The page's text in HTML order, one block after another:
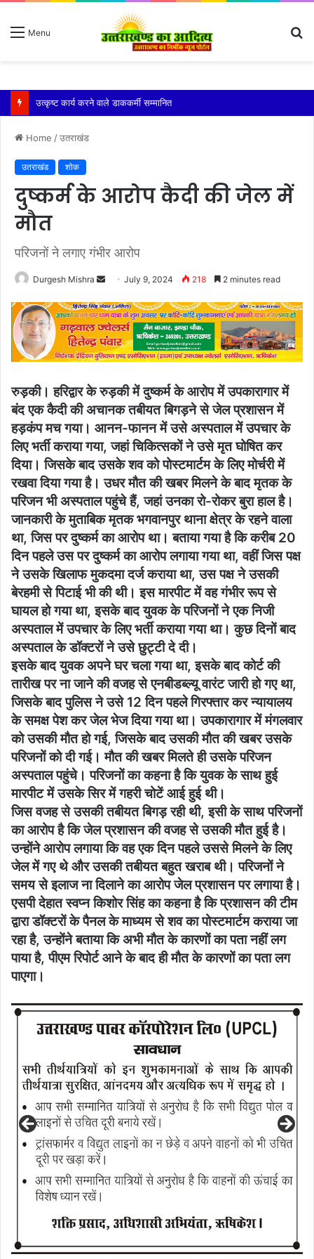
Menu
Home /उतराखंड
उतराखंड शोक
दुष्कर्म के आरोप कैदी की जेल में
मौत
परिजनों ने लगाए गंभीर आरोप
Durgesh Mishra
Send
email
July 9, 2024 218 2 minutes read
रुड़की। हरिद्वार के रुड़की में दुष्कर्म के आरोप में उपकारागार में
बंद एक कैदी की अचानक तबीयत बिगड़ने से जेल प्रशासन में
हड़कंप मच गया। आनन-फानन में उसे अस्पताल में उपचार के
लिए भर्ती कराया गया, जहां चिकित्सकों ने उसे मृत घोषित कर
दिया। जिसके बाद उसके शव को पोस्टमार्टम के लिए मोर्चरी में
रखवा दिया गया है। उधर मौत की खबर मिलने के बाद मृतक के
परिजन भी अस्पताल पहुंचे हैं, जहां उनका रो-रोकर बुरा हाल है।
जानकारी के मुताबिक मृतक भगवानपुर थाना क्षेत्र के रहने वाला
था, जिस पर दुष्कर्म का आरोप था। बताया गया है कि करीब 20
दिन पहले उस पर दुष्कर्म का आरोप लगाया गया था, वहीं जिस पक्ष
ने उसके खिलाफ मुकदमा दर्ज कराया था, उस पक्ष ने उसकी
बेरहमी से पिटाई भी की थी। इस मारपीट में वह गंभीर रूप से
घायल हो गया था, इसके बाद युवक के परिजनों ने एक निजी
अस्पताल में उपचार के लिए भर्ती कराया गया था। कुछ दिनों बाद
अस्पताल के डॉक्टरों ने उसे छुट्टी दे दी।
इसके बाद युवक अपने घर चला गया था, इसके बाद कोर्ट की
तारीख पर ना जाने की वजह से एनबीडब्ल्यू वारंट जारी हो गए था,
जिसके बाद पुलिस ने उसे 12 दिन पहले गिरफ्तार कर न्यायालय
के समक्ष पेश कर जेल भेज दिया गया था। उपकारागार में मंगलवार
को उसकी मौत हो गई, जिसके बाद उसकी मौत की खबर उसके
परिजनों को दी गई। मौत की खबर मिलते ही उसके परिजन
अस्पताल पहुंचे। परिजनों का कहना है कि युवक के साथ हुई
मारपीट में उसके सिर में गहरी चोटें आई हुई थी।
जिस वजह से उसकी तबीयत बिगड़ रही थी, इसी के साथ परिजनों
का आरोप है कि जेल प्रशासन की वजह से उसकी मौत हुई है।
उन्होंने आरोप लगाया कि वह एक दिन पहले उससे मिलने के लिए
जेल में गए थे और उसकी तबीयत बहुत खराब थी। परिजनों ने
समय से इलाज ना दिलाने का आरोप जेल प्रशासन पर लगाया है।
एसपी देहात स्वप्न किशोर सिंह का कहना है कि प्रशासन की टीम
द्वारा डॉक्टरों के पैनल के माध्यम से शव का पोस्टमार्टम कराया जा
रहा है, उन्होंने बताया कि अभी मौत के कारणों का पता नहीं लग
पाया है, पीएम रिपोर्ट आने के बाद ही मौत के कारणों का पता लग
पाएगा।